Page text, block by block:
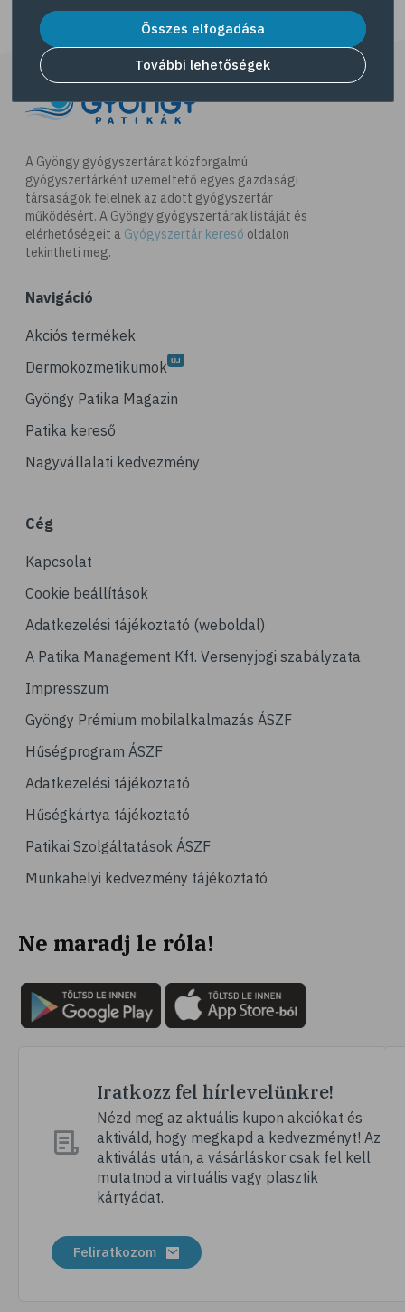
A Gyöngy gyógyszertárat közforgalmú
gyógyszertárként üzemeltető egyes gazdasági
társaságok felelnek az adott gyógyszertár
működésért. A Gyöngy gyógyszertárak listáját és
elérhetőségeit a Gyógyszertár kereső oldalon
tekintheti meg.
Navigáció
Akciós termékek
Dermokozmetikumok
Gyöngy Patika Magazin
Patika kereső
Nagyvállalati kedvezmény
Cég
Kapcsolat
Cookie beállítások
Adatkezelési tájékoztató (weboldal)
A Patika Management Kft. Versenyjogi szabályzata
Impresszum
Gyöngy Prémium mobilalkalmazás ÁSZF
Hűségprogram ÁSZF
Adatkezelési tájékoztató
Hűségkártya tájékoztató
Patikai Szolgáltatások ÁSZF
Munkahelyi kedvezmény tájékoztató
Ne maradj le róla!
Iratkozz fel hírlevelünkre!
Nézd meg az aktuális kupon akciókat és
aktiváld, hogy megkapd a kedvezményt! Az
aktiválás után, a vásárláskor csak fel kell
mutatnod a virtuális vagy plasztik
kártyádat.
Feliratkozom
Összes elfogadása
További lehetőségek